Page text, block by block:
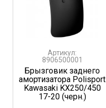
Артикул:
8906500001
Брызговик заднего
амортизатора Polisport
Kawasaki KX250/450
17-20 (черн.)